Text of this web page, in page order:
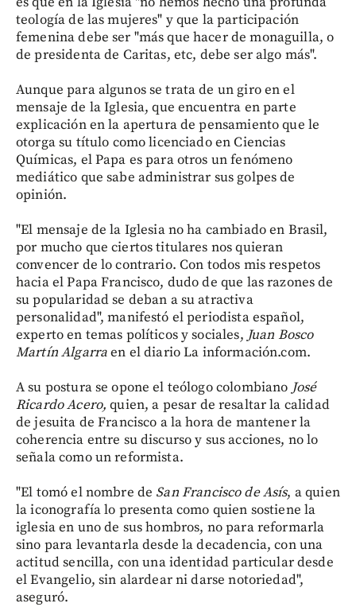
teología de las mujeres" y que la participación
femenina debe ser "más que hacer de monaguilla, o
de presidenta de Caritas, etc, debe ser algo más".
Aunque para algunos se trata de un giro en el
mensaje de la Iglesia, que encuentra en parte
explicación en la apertura de pensamiento que le
otorga su título como licenciado en Ciencias
Químicas, el Papa es para otros un fenómeno
mediático que sabe administrar sus golpes de
opinión.
"El mensaje de la Iglesia no ha cambiado en Brasil,
por mucho que ciertos titulares nos quieran
convencer de lo contrario. Con todos mis respetos
hacia el Papa Francisco, dudo de que las razones de
su popularidad se deban a su atractiva
personalidad", manifestó el periodista español,
experto en temas políticos y sociales, Juan Bosco
Martín Algarraen el diario La información.com.
A su postura se opone el teólogo colombiano José
Ricardo Acero, quien, a pesar de resaltar la calidad
de jesuita de Francisco a la hora de mantener la
coherencia entre su discurso y sus acciones, no lo
señala como un reformista.
"El tomó el nombre de San Francisco de Asís, a quien
la iconografía lo presenta como quien sostiene la
iglesia en uno de sus hombros, no para reformarla
sino para levantarla desde la decadencia, con una
actitud sencilla, con una identidad particular desde
el Evangelio, sin alardear ni darse notoriedad",
aseguró.